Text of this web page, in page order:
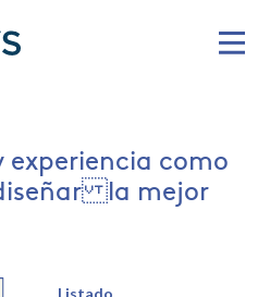
como
la mejor